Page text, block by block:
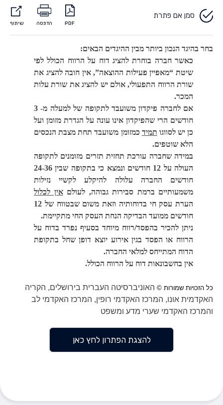
סמן אם פתרת
PDF הדפסה שיתוף
בחר בהיגד הנכון ביותר מבין ההיגדים הבאים:
כאשר חברה בוחרת להציג דוח על הרווח הכולל לפי
שיטת “מאפיין פעילות ההוצאה”, אין חובה להציג את
שורת הרווח התפעולי, אולם יש להציג את שורת עלות
המכר.
אם לחברה פיקדון משועבד לתקופה של למעלה מ- 3
חודשים הרי שהפיקדון אינו עונה על הגדרת מזומן ועל
כן יש לסווגו תמיד כמזומן משועבד תחת מצבת הנכסים
הלא שוטפים.
במידה שחברה עורכת תחזית תזרים מזומנים לתקופה
העולה על 12 חודשים ונמצא כי בתקופה שבין 24-36
חודשים החברה עלולה להיקלע לקשיי נזילות
משמעותיים ברמת סבירות גבוהה, לעולםאין לכלול
הערת עסק חי בדוחותיה וזאת משום שבטווח של 12
חודשים ממועד הבדיקה הנחת העסק החי מתקיימת.
ניתן להכיר בהפסד/רווח מיוחד בסעיף נפרד בדוח על
הרווח או הפסד בגין אירוע יוצא דופן שחל בתקופת
הדוח המתייחס למלאי החברה.
אין בחשבונאות דוח על הרווח הכולל.
כל הזכויות שמורות © האוניברסיטה העברית בירושלים, הקריה
האקדמית אונו, המרכז האקדמי רופין, המרכז האקדמי לב
והמרכז האקדמי שערי מדע ומשפט
להצגת הפתרון לחץ כאן